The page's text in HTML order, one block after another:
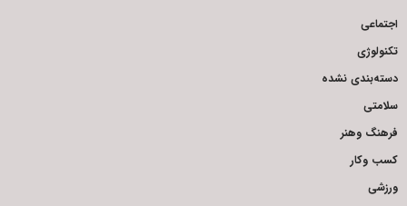
اجتماعی
تکنولوژی
دسته‌بندی نشده
سلامتی
فرهنگ وهنر
کسب وکار
ورزشی